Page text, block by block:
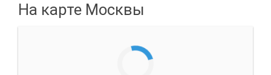
На карте Москвы